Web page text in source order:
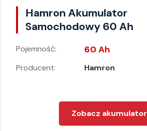
Hamron Akumulator
Samochodowy 60 Ah
Pojemność: 60 Ah
Producent: Hamron
Zobacz akumulator